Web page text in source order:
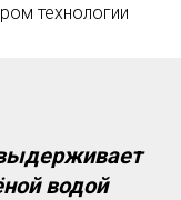
технологии
водой